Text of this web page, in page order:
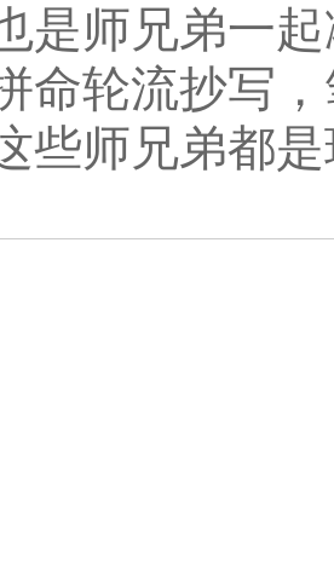
是师兄弟一
命轮流抄写
些师兄弟都